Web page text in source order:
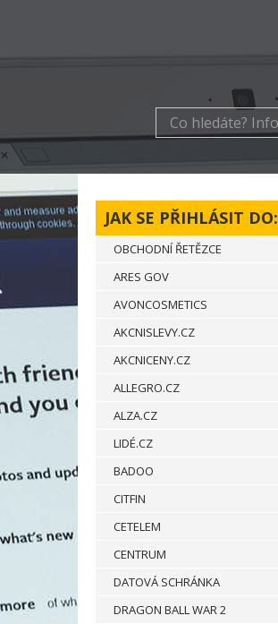
JAK SE PŘIHLÁSIT DO:
OBCHODNÍ ŘETĚZCE
ARES GOV
AVONCOSMETICS
AKCNISLEVY.CZ
AKCNICENY.CZ
ALLEGRO.CZ
ALZA.CZ
LIDÉ.CZ
BADOO
CITFIN
CETELEM
CENTRUM
DATOVÁ SCHRÁNKA
DRAGON BALL WAR 2